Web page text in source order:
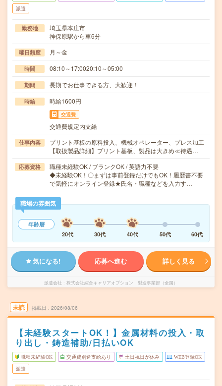
派遣
勤務地
埼玉県本庄市
神保原駅から車6分
曜日頻度 月～金
時間 08:10～17:0020:10～05:00
期間 長期でお仕事できる方、大歓迎！
時給 時給1600円
交通費
交通費規定内支給
仕事内容
プリント基板の原料投入、機械オペレーター、プレス加工
【取扱製品詳細】プリント基板、製品は大きめ≪待遇…
応募資格
職種未経験OK / ブランクOK / 英語力不要
◆未経験OK！〇まずは事前登録だけでもOK！履歴書不要
で気軽にオンライン登録★氏名・職種などを入力す…
職場の雰囲気
年齢層
20代
30代 40代 50代 60代
気になる! 応募へ進む 詳しく見る
派遣会社 株式会社綜合キャリアオプション 製造事業部（全国）
未読 掲載日 2026/08/06
【未経験スタートOK！】金属材料の投入・取
り出し・鋳造補助/日払いOK
職種未経験OK 交通費別途支給あり 土日祝日が休み WEB登録OK
派遣